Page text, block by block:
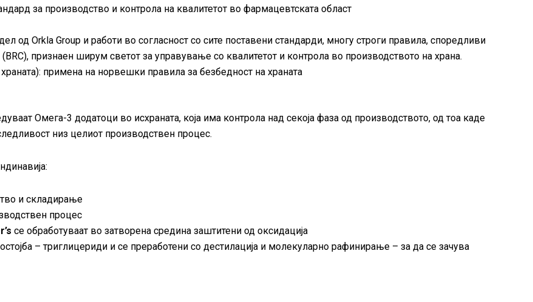
за производство и контрола на квалитетот во фармацевтската област
од Orkla Group и работи во согласност со сите поставени стандарди, многу строги правила, споредливи
признаен ширум светот за управување со квалитетот и контрола во производството на храна.
примена на норвешки правила за безбедност на храната
Омега-3 додатоци во исхраната, која има контрола над секоја фаза од производството, од тоа каде
низ целиот производствен процес.
и складирање
процес
се обработуваат во затворена средина заштитени од оксидација
– триглицериди и се преработени со дестилација и молекуларно рафинирање – за да се зачува